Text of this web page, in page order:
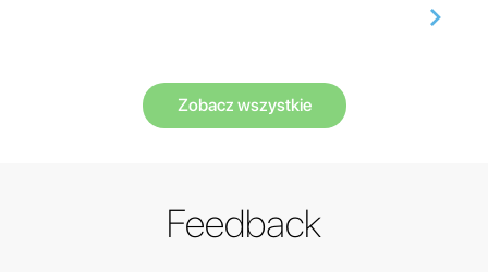
Zobacz wszystkie
Feedback